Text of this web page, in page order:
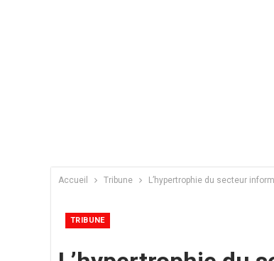
Accueil Tribune L’hypertrophie du secteur
TRIBUNE